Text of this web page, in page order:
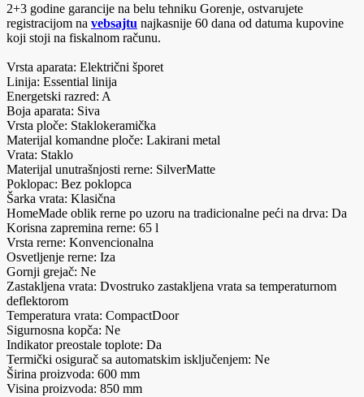
2+3 godine garancije na belu tehniku Gorenje, ostvarujete
registracijom na vebsajtu najkasnije 60 dana od datuma kupovine
koji stoji na fiskalnom računu.
Vrsta aparata: Električni šporet
Linija: Essential linija
Energetski razred: A
Boja aparata: Siva
Vrsta ploče: Staklokeramička
Materijal komandne ploče: Lakirani metal
Vrata: Staklo
Materijal unutrašnjosti rerne: SilverMatte
Poklopac: Bez poklopca
Šarka vrata: Klasična
HomeMade oblik rerne po uzoru na tradicionalne peći na drva: Da
Korisna zapremina rerne: 65 l
Vrsta rerne: Konvencionalna
Osvetljenje rerne: Iza
Gornji grejač: Ne
Zastakljena vrata: Dvostruko zastakljena vrata sa temperaturnom
deflektorom
Temperatura vrata: CompactDoor
Sigurnosna kopča: Ne
Indikator preostale toplote: Da
Termički osigurač sa automatskim isključenjem: Ne
Širina proizvoda: 600 mm
Visina proizvoda: 850 mm